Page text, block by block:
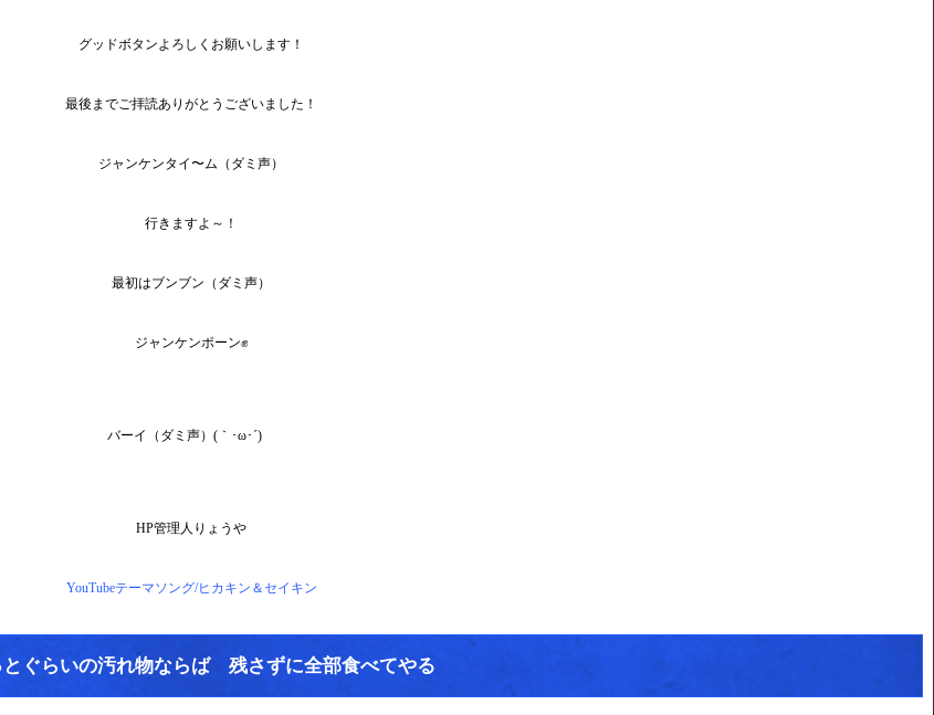
グッドボタンよろしくお願いします！
最後までご拝読ありがとうございました！
ジャンケンタイ〜ム（ダミ声）
行きますよ～！
最初はブンブン（ダミ声）
ジャンケンポーン✊
バーイ（ダミ声）(｀･ω･´)ゞ
HP管理人りょうや
YouTubeテーマソング/ヒカキン＆セイキン
とぐらいの汚れ物ならば 残さずに全部食べてやる